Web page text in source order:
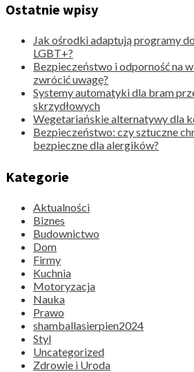
Ostatnie wpisy
Jak ośrodki adaptują programy
LGBT+?
Bezpieczeństwo i odporność na
zwrócić uwagę?
Systemy automatyki dla bram
skrzydłowych
Wegetariańskie alternatywy dla
Bezpieczeństwo: czy sztuczne
bezpieczne dla alergików?
Kategorie
Aktualności
Biznes
Budownictwo
Dom
Firmy
Kuchnia
Motoryzacja
Nauka
Prawo
shamballasierpien2024
Styl
Uncategorized
Zdrowie i Uroda